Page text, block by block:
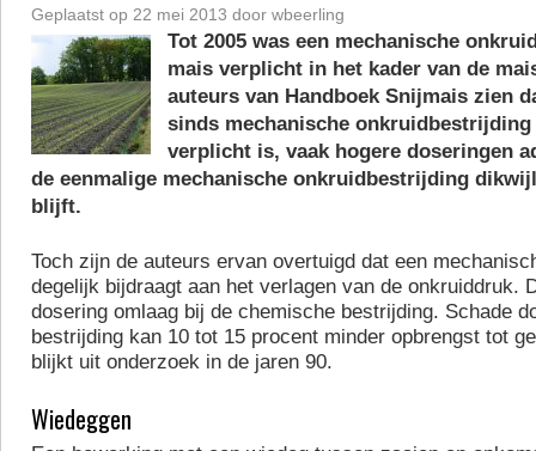
Geplaatst op 22 mei 2013 door wbeerling
Tot 2005 was een mechanische
mais verplicht in het kader van de
auteurs van Handboek Snijmais zien
sinds mechanische onkruidbestrijding
verplicht is, vaak hogere doseringen
de eenmalige mechanische onkruidbestrijding
blijft.
Toch zijn de auteurs ervan overtuigd dat een
degelijk bijdraagt aan het verlagen van de onkruiddruk.
dosering omlaag bij de chemische bestrijding. Schade
bestrijding kan 10 tot 15 procent minder opbrengst tot
blijkt uit onderzoek in de jaren 90.
Wiedeggen